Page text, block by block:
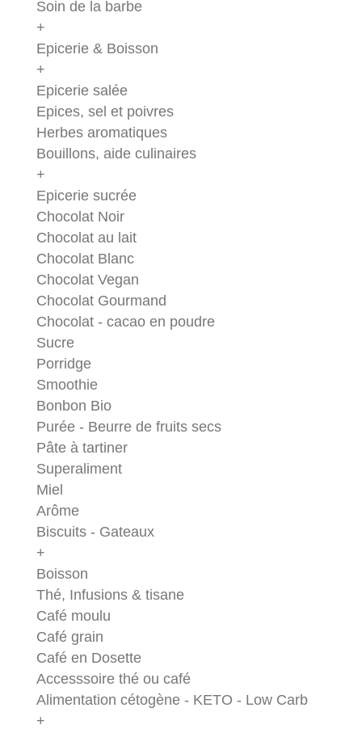
Soin de la barbe
+
Epicerie & Boisson
+
Epicerie salée
Epices, sel et poivres
Herbes aromatiques
Bouillons, aide culinaires
+
Epicerie sucrée
Chocolat Noir
Chocolat au lait
Chocolat Blanc
Chocolat Vegan
Chocolat Gourmand
Chocolat - cacao en poudre
Sucre
Porridge
Smoothie
Bonbon Bio
Purée - Beurre de fruits secs
Pâte à tartiner
Superaliment
Miel
Arôme
Biscuits - Gateaux
+
Boisson
Thé, Infusions & tisane
Café moulu
Café grain
Café en Dosette
Accesssoire thé ou café
Alimentation cétogène - KETO - Low Carb
+